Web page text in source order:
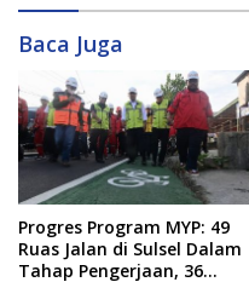
Baca Juga
Progres Program MYP: 49
Ruas Jalan di Sulsel Dalam
Tahap Pengerjaan, 36